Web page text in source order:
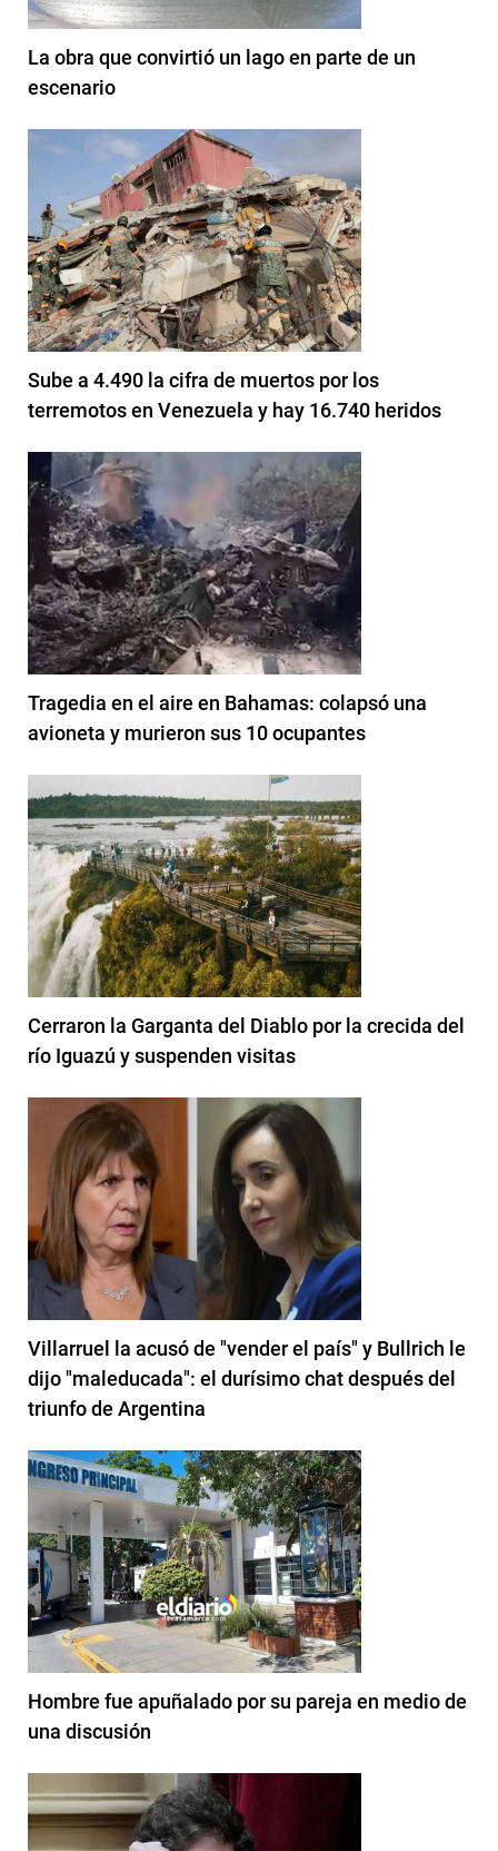
La obra que convirtió un lago en parte de un
escenario
Sube a 4.490 la cifra de muertos por los
terremotos en Venezuela y hay 16.740 heridos
Tragedia en el aire en Bahamas: colapsó una
avioneta y murieron sus 10 ocupantes
Cerraron la Garganta del Diablo por la crecida del
río Iguazú y suspenden visitas
Villarruel la acusó de "vender el país" y Bullrich le
dijo "maleducada": el durísimo chat después del
triunfo de Argentina
Hombre fue apuñalado por su pareja en medio de
una discusión